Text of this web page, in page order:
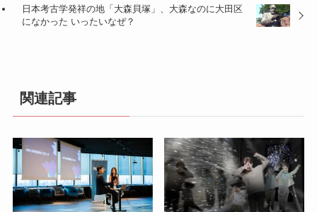
日本考古学発祥の地「大森貝塚」、大森なのに大田区
になかった いったいなぜ？
関連記事